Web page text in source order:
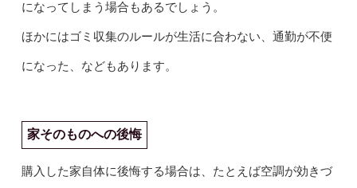
になってしまう場合もあるでしょう。
ほかにはゴミ収集のルールが生活に合わない、通勤が不便
になった、などもあります。
家そのものへの後悔
購入した家自体に後悔する場合は、たとえば空調が効きづ